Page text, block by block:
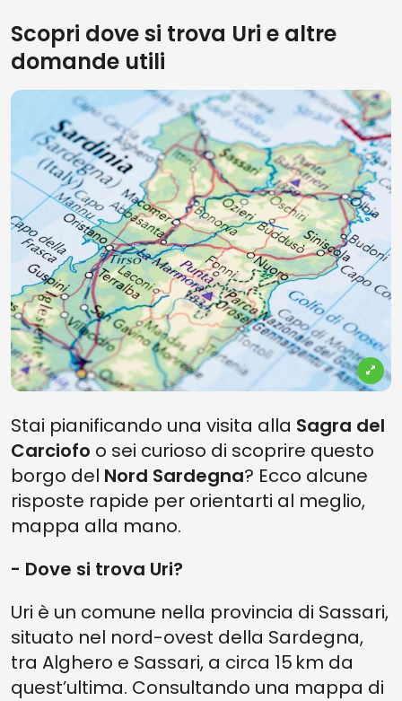
Scopri dove si trova Uri e altre
domande utili
Stai pianificando una visita alla Sagra del
Carciofo o sei curioso di scoprire questo
borgo del Nord Sardegna? Ecco alcune
risposte rapide per orientarti al meglio,
mappa alla mano.
- Dove si trova Uri?
Uri è un comune nella provincia di Sassari,
situato nel nord-ovest della Sardegna,
tra Alghero e Sassari, a circa 15 km da
quest’ultima. Consultando una mappa di